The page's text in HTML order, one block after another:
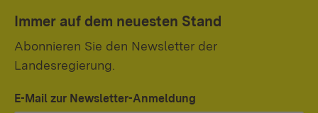
Immer auf dem neuesten Stand
Abonnieren Sie den Newsletter der
Landesregierung.
E-Mail zur Newsletter-Anmeldung